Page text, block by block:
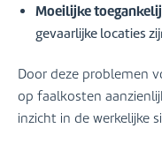
Moeilijke
gevaarlijke locaties
Door deze problemen
op faalkosten
inzicht in de werkelijke